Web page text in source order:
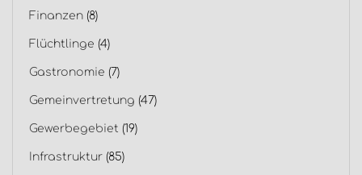
Finanzen (8)
Flüchtlinge (4)
Gastronomie (7)
Gemeinvertretung (47)
Gewerbegebiet (19)
Infrastruktur (85)